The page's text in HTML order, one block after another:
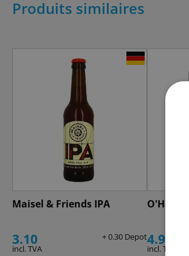
Produits similaires
Maisel & Friends IPA
3.10
+ 0.30 Depot
incl. TVA
4.90
incl. TVA